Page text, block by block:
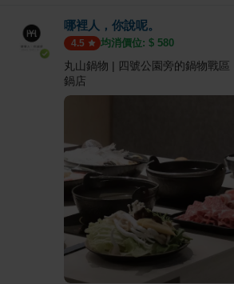
哪裡人，你說呢。
4.5 均消價位: $ 580
丸山鍋物 | 四號公園旁的鍋物戰
鍋店